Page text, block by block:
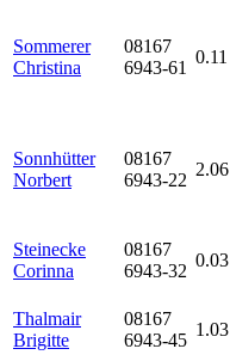
Sommerer
Christina
08167
6943-61
0.11
Sonnhütter
Norbert
08167
6943-22
2.06
Steinecke
Corinna
08167
6943-32
0.03
Thalmair
Brigitte
08167
6943-45
1.03